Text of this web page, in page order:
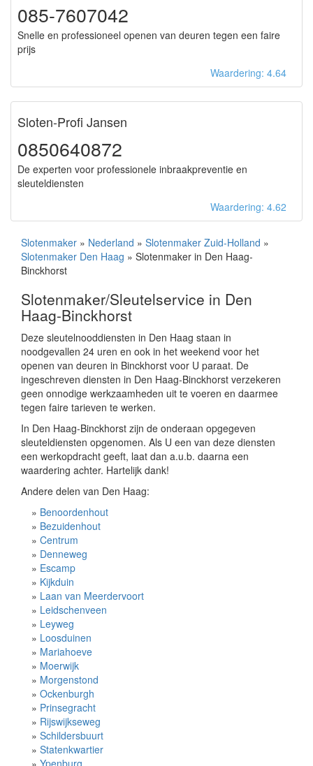
085-7607042
Snelle en professioneel openen van deuren tegen een faire
prijs
Waardering: 4.64
Sloten-Profi Jansen
0850640872
De experten voor professionele inbraakpreventie en
sleuteldiensten
Waardering: 4.62
Slotenmaker » Nederland » Slotenmaker Zuid-Holland »
Slotenmaker Den Haag » Slotenmaker in Den Haag-
Binckhorst
Slotenmaker/Sleutelservice in Den
Haag-Binckhorst
Deze sleutelnooddiensten in Den Haag staan in
noodgevallen 24 uren en ook in het weekend voor het
openen van deuren in Binckhorst voor U paraat. De
ingeschreven diensten in Den Haag-Binckhorst verzekeren
geen onnodige werkzaamheden uit te voeren en daarmee
tegen faire tarieven te werken.
In Den Haag-Binckhorst zijn de onderaan opgegeven
sleuteldiensten opgenomen. Als U een van deze diensten
een werkopdracht geeft, laat dan a.u.b. daarna een
waardering achter. Hartelijk dank!
Andere delen van Den Haag:
» Benoordenhout
» Bezuidenhout
» Centrum
» Denneweg
» Escamp
» Kijkduin
» Laan van Meerdervoort
» Leidschenveen
» Leyweg
» Loosduinen
» Mariahoeve
» Moerwijk
» Morgenstond
» Ockenburgh
» Prinsegracht
» Rijswijkseweg
» Schildersbuurt
» Statenkwartier
» Ypenburg